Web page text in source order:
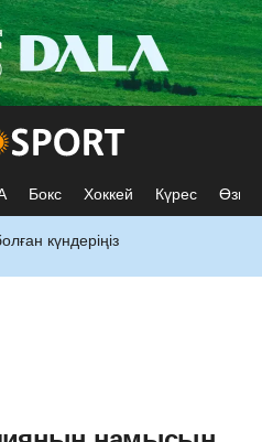
Бокс Хоккей Күрес Өзге
күндеріңіз